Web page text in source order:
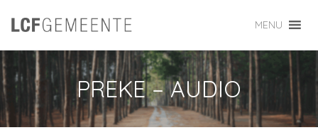
PREKE – AUDIO
MENU